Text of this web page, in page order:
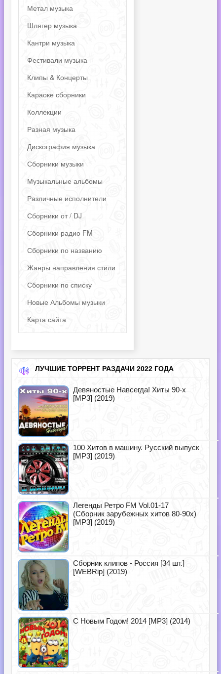
Метал музыка
Шлягер музыка
Кантри музыка
Фестивали музыка
Клипы & Концерты
Караоке сборники
Коллекции
Разная музыка
Дискография музыка
Сборники музыки
Музыкальные альбомы
Различные исполнители
Сборники от / DJ
Сборники радио FM
Сборники по названию
Жанры направления стили
Сборники по списку
Новые Альбомы музыки
Карта сайта
ЛУЧШИЕ ТОРРЕНТ РАЗДАЧИ 2022 ГОДА
Девяностые Навсегда! Хиты 90-х
[MP3] (2019)
100 Хитов в машину. Русский выпуск
[MP3] (2019)
Легенды Ретро FM Vol.01-17
(Сборник зарубежных хитов 80-90х)
[MP3] (2019)
Сборник клипов - Россия [34 шт.]
[WEBRip] (2019)
С Новым Годом! 2014 [MP3] (2014)